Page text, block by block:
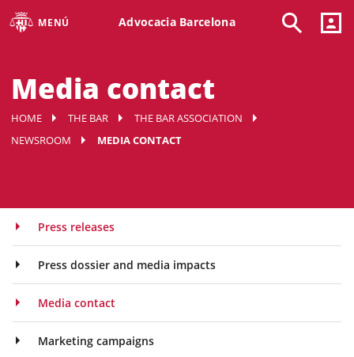
MENÚ Advocacia Barcelona
Media contact
HOME THE BAR
THE BAR ASSOCIATION
NEWSROOM
MEDIA CONTACT
Press releases
Press dossier and media impacts
Media contact
Marketing campaigns